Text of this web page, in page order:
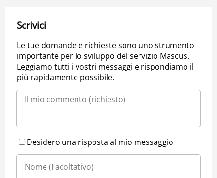
Scrivici
Le tue domande e richieste sono uno strumento
importante per lo sviluppo del servizio Mascus.
Leggiamo tutti i vostri messaggi e rispondiamo il
più rapidamente possibile.
Desidero una risposta al mio messaggio